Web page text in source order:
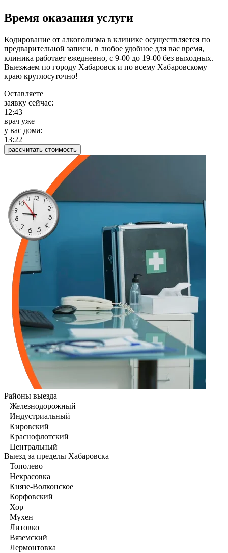
Время оказания услуги
Кодирование от алкоголизма в клинике осуществляется по
предварительной записи, в любое удобное для вас время,
клиника работает ежедневно, с 9-00 до 19-00 без выходных.
Выезжаем по городу Хабаровск и по всему Хабаровскому
краю круглосуточно!
Оставляете
заявку сейчас:
12:43
врач уже
у вас дома:
13:22
рассчитать стоимость
Районы выезда
Железнодорожный
Индустриальный
Кировский
Краснофлотский
Центральный
Выезд за пределы Хабаровска
Тополево
Некрасовка
Князе-Волконское
Корфовский
Хор
Мухен
Литовко
Вяземский
Лермонтовка